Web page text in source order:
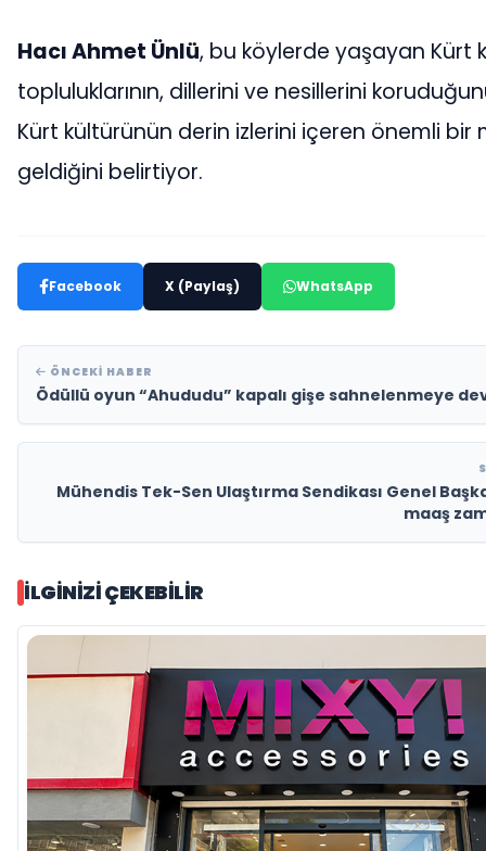
Hacı Ahmet Ünlü, bu köylerde yaşayan Kürt
topluluklarının, dillerini ve nesillerini
Kürt kültürünün derin izlerini içeren önemli bir
geldiğini belirtiyor.
Facebook X (Paylaş) WhatsApp
ÖNCEKI HABER
Ödüllü oyun “Ahududu” kapalı gişe sahnelenmeye
Mühendis Tek-Sen Ulaştırma Sendikası Genel
maaş
İLGINIZI ÇEKEBILIR